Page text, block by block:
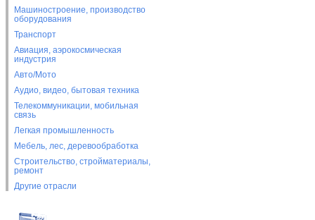
Машиностроение, производство
оборудования
Транспорт
Авиация, аэрокосмическая
индустрия
Авто/Мото
Аудио, видео, бытовая техника
Телекоммуникации, мобильная
связь
Легкая промышленность
Мебель, лес, деревообработка
Строительство, стройматериалы,
ремонт
Другие отрасли